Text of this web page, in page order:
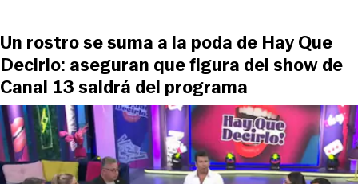
Un rostro se suma a la poda de Hay Que
Decirlo: aseguran que figura del show de
Canal 13 saldrá del programa